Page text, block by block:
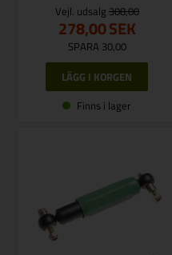
Vejl. udsalg 308,00
278,00SEK
SPARA 30,00
Finns i lager